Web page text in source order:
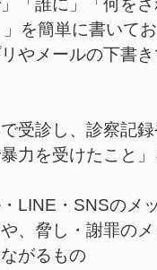
「誰に」「何を
を簡単に書いてお
やメールの下書
受診し、診察記
力を受けたこと
LINE・SNSのメ
、脅し・謝罪の
がるもの